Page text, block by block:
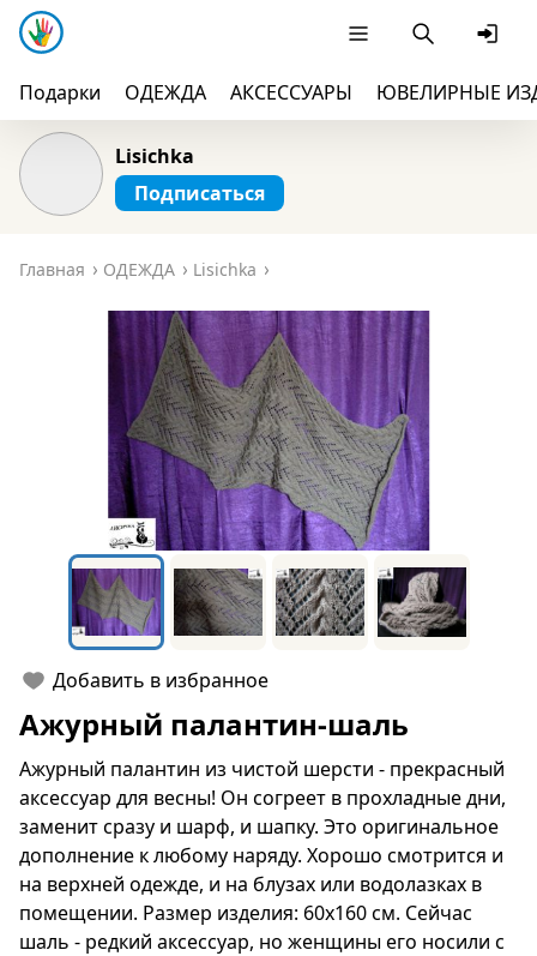
Подарки ОДЕЖДА АКСЕССУАРЫ ЮВЕЛИРНЫЕ
Lisichka
Подписаться
Главная ОДЕЖДА Lisichka
Добавить в избранное
Ажурный палантин-шаль
Ажурный палантин из чистой шерсти - прекрасный
аксессуар для весны! Он согреет в прохладные дни,
заменит сразу и шарф, и шапку. Это оригинальное
дополнение к любому наряду. Хорошо смотрится и
на верхней одежде, и на блузах или водолазках в
помещении. Размер изделия: 60х160 см. Сейчас
шаль - редкий аксессуар, но женщины его носили с